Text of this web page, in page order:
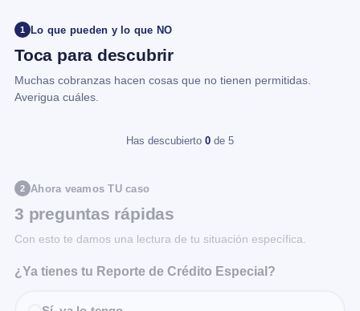
1 Lo que pueden y lo que NO
Toca para descubrir
Muchas cobranzas hacen cosas que no tienen permitidas.
Averigua cuáles.
Has descubierto 0 de 5
2 Ahora veamos TU caso
3 preguntas rápidas
Con esto te damos una lectura de tu situación específica.
¿Ya tienes tu Reporte de Crédito Especial?